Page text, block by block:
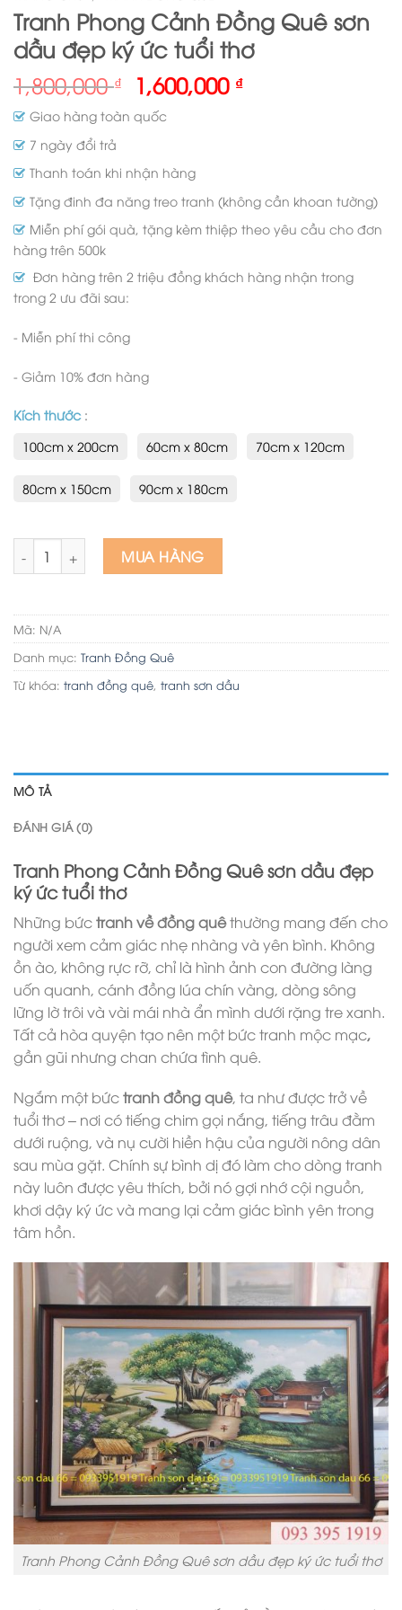
Tranh Phong Cảnh Đồng Quê sơn
dầu đẹp ký ức tuổi thơ
1,800,000₫ 1,600,000 ₫
Giao hàng toàn quốc
7 ngày đổi trả
Thanh toán khi nhận hàng
Tặng đinh đa năng treo tranh (không cần khoan tường)
Miễn phí gói quà, tặng kèm thiệp theo yêu cầu cho đơn
hàng trên 500k
Đơn hàng trên 2 triệu đồng khách hàng nhận trong
trong 2 ưu đãi sau:
- Miễn phí thi công
- Giảm 10% đơn hàng
Kích thước :
100cm x 200cm
60cm x 80cm 70cm x 120cm
80cm x 150cm 90cm x 180cm
Tranh Phong Cảnh Đồng Quê sơn dầu đẹp ký ức tuổi thơ số
MUA HÀNG
Mã: N/A
Danh mục: Tranh Đồng Quê
Từ khóa: tranh đồng quê, tranh sơn dầu
MÔ TẢ
ĐÁNH GIÁ (0)
Tranh Phong Cảnh Đồng Quê sơn dầu đẹp
ký ức tuổi thơ
Những bứctranh về đồng quêthường mang đến cho
người xem cảm giác nhẹ nhàng và yên bình. Không
ồn ào, không rực rỡ, chỉ là hình ảnh con đường làng
uốn quanh, cánh đồng lúa chín vàng, dòng sông
lững lờ trôi và vài mái nhà ẩn mình dưới rặng tre xanh.
Tất cả hòa quyện tạo nên một bức tranh mộc mạc,
gần gũi nhưng chan chứa tình quê.
Ngắm một bứctranh đồng quê, ta như được trở về
tuổi thơ – nơi có tiếng chim gọi nắng, tiếng trâu đằm
dưới ruộng, và nụ cười hiền hậu của người nông dân
sau mùa gặt. Chính sự bình dị đó làm cho dòng tranh
này luôn được yêu thích, bởi nó gợi nhớ cội nguồn,
khơi dậy ký ức và mang lại cảm giác bình yên trong
tâm hồn.
Tranh Phong Cảnh Đồng Quê sơn dầu đẹp ký ức tuổi thơ